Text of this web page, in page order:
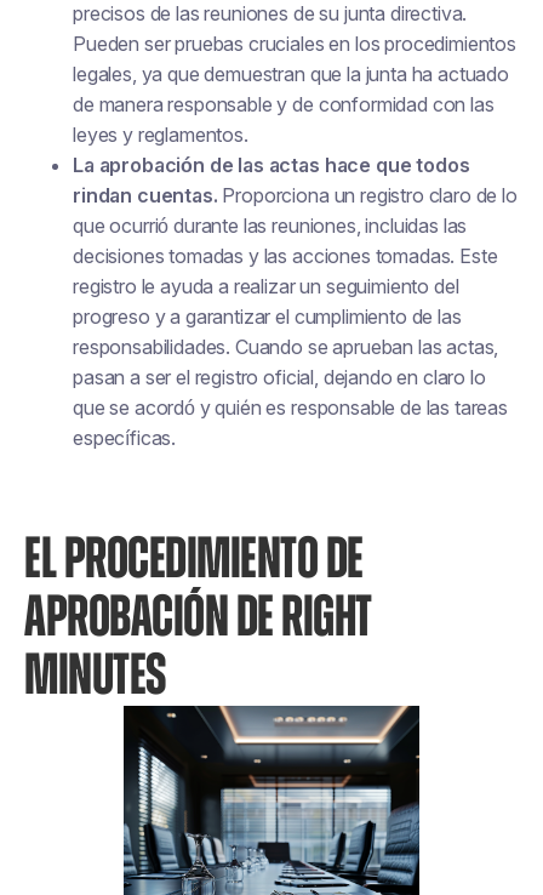
precisos de las reuniones de su junta directiva.
Pueden ser pruebas cruciales en los procedimientos
legales, ya que demuestran que la junta ha actuado
de manera responsable y de conformidad con las
leyes y reglamentos.
La aprobación de las actas hace que todos
rindan cuentas. Proporciona un registro claro de lo
que ocurrió durante las reuniones, incluidas las
decisiones tomadas y las acciones tomadas. Este
registro le ayuda a realizar un seguimiento del
progreso y a garantizar el cumplimiento de las
responsabilidades. Cuando se aprueban las actas,
pasan a ser el registro oficial, dejando en claro lo
que se acordó y quién es responsable de las tareas
específicas.
EL PROCEDIMIENTO DE
APROBACIÓN DE RIGHT
MINUTES